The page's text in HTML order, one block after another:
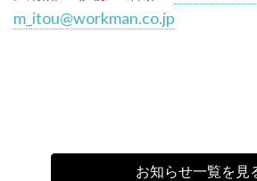
m_itou@workman.co.jp
お知らせ一覧を見